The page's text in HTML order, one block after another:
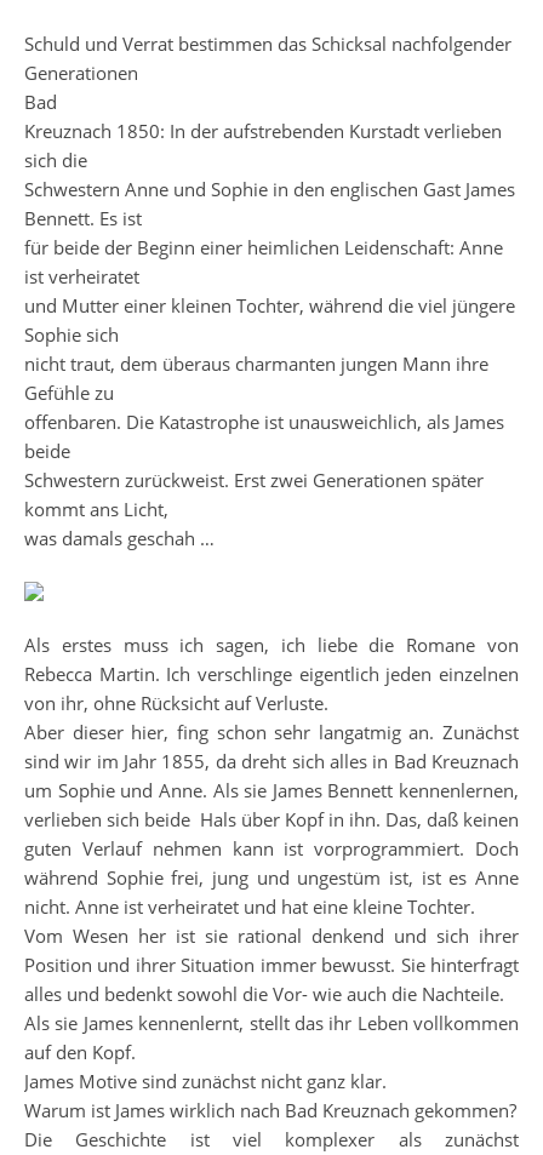
Schuld und Verrat bestimmen das Schicksal nachfolgender
Generationen
Bad
Kreuznach 1850: In der aufstrebenden Kurstadt verlieben
sich die
Schwestern Anne und Sophie in den englischen Gast James
Bennett. Es ist
für beide der Beginn einer heimlichen Leidenschaft: Anne
ist verheiratet
und Mutter einer kleinen Tochter, während die viel jüngere
Sophie sich
nicht traut, dem überaus charmanten jungen Mann ihre
Gefühle zu
offenbaren. Die Katastrophe ist unausweichlich, als James
beide
Schwestern zurückweist. Erst zwei Generationen später
kommt ans Licht,
was damals geschah …
Als erstes muss ich sagen, ich liebe die Romane von
Rebecca Martin. Ich verschlinge eigentlich jeden einzelnen
von ihr, ohne Rücksicht auf Verluste.
Aber dieser hier, fing schon sehr langatmig an. Zunächst
sind wir im Jahr 1855, da dreht sich alles in Bad Kreuznach
um Sophie und Anne. Als sie James Bennett kennenlernen,
verlieben sich beide Hals über Kopf in ihn. Das, daß keinen
guten Verlauf nehmen kann ist vorprogrammiert. Doch
während Sophie frei, jung und ungestüm ist, ist es Anne
nicht. Anne ist verheiratet und hat eine kleine Tochter.
Vom Wesen her ist sie rational denkend und sich ihrer
Position und ihrer Situation immer bewusst. Sie hinterfragt
alles und bedenkt sowohl die Vor- wie auch die Nachteile.
Als sie James kennenlernt, stellt das ihr Leben vollkommen
auf den Kopf.
James Motive sind zunächst nicht ganz klar.
Warum ist James wirklich nach Bad Kreuznach gekommen?
Die Geschichte ist viel komplexer als zunächst